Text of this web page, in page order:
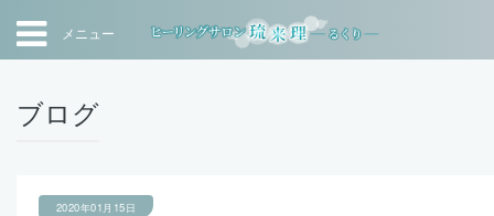
メニュー
ブログ
2020年01月15日